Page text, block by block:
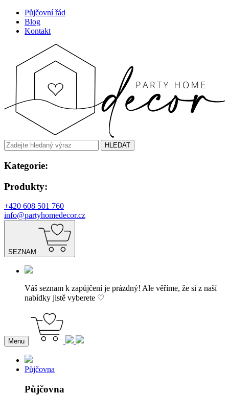
Půjčovní řád
Blog
Kontakt
HLEDAT
Kategorie:
Produkty:
+420 608 501 760
info@partyhomedecor.cz
SEZNAM
Váš seznam k zapůjčení je prázdný! Ale věříme, že si z naší
nabídky jistě vyberete ♡
Menu
Půjčovna
Půjčovna